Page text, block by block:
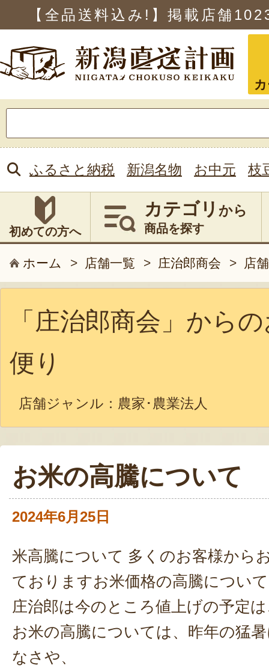
【全品送料込み!】掲載店舗
索:
ふるさと納税 新潟名物 お中元 枝
初めての方へ
カテゴリ から
商品を探す
ホーム > 店舗一覧 > 庄治郎商会 > 店
「庄治郎商会」から
便り
店舗ジャンル： 農家･農業法人
お米の高騰について
2024年6月25日
米高騰について 多くのお客様から
ておりますお米価格の高騰につい
庄治郎は今のところ値上げの予定
お米の高騰については、昨年の猛
なさや、